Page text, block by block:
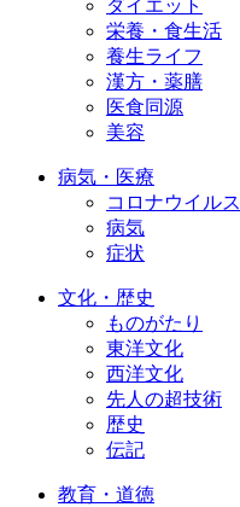
ダイエット
栄養・食生活
養生ライフ
漢方・薬膳
医食同源
美容
病気・医療
コロナウイルス
病気
症状
文化・歴史
ものがたり
東洋文化
西洋文化
先人の超技術
歴史
伝記
教育・道徳